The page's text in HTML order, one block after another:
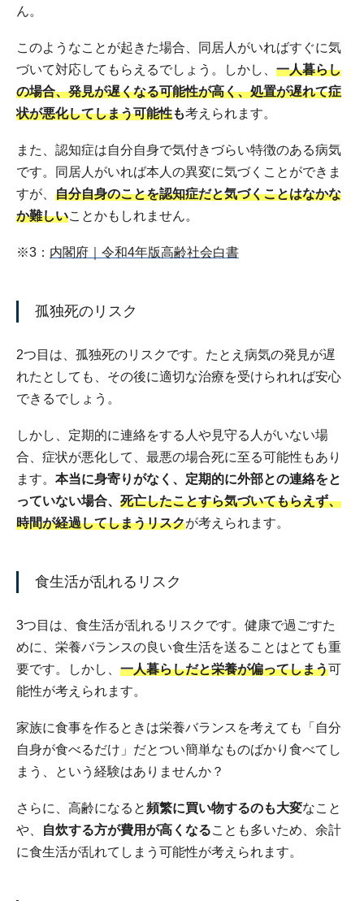
ん。
このようなことが起きた場合、同居人がいればすぐに気
づいて対応してもらえるでしょう。しかし、 一人暮らし
の場合、発見が遅くなる可能性が高く、処置が遅れて症
状が悪化してしまう可能性も考えられます。
また、認知症は自分自身で気付きづらい特徴のある病気
です。同居人がいれば本人の異変に気づくことができま
すが、 自分自身のことを認知症だと気づくことはなかな
か難しいことかもしれません。
※3： 内閣府｜令和4年版高齢社会白書
孤独死のリスク
2つ目は、孤独死のリスクです。たとえ病気の発見が遅
れたとしても、その後に適切な治療を受けられれば安心
できるでしょう。
しかし、定期的に連絡をする人や見守る人がいない場
合、症状が悪化して、最悪の場合死に至る可能性もあり
ます。 本当に身寄りがなく、定期的に外部との連絡をと
っていない場合、 死亡したことすら気づいてもらえず、
時間が経過してしまうリスクが考えられます。
食生活が乱れるリスク
3つ目は、食生活が乱れるリスクです。健康で過ごすた
めに、栄養バランスの良い食生活を送ることはとても重
要です。しかし、 一人暮らしだと栄養が偏ってしまう可
能性が考えられます。
家族に食事を作るときは栄養バランスを考えても「自分
自身が食べるだけ」だとつい簡単なものばかり食べてし
まう、という経験はありませんか？
さらに、高齢になると頻繁に買い物するのも大変なこと
や、
自炊する方が費用が高くなることも多いため、余計
に食生活が乱れてしまう可能性が考えられます。